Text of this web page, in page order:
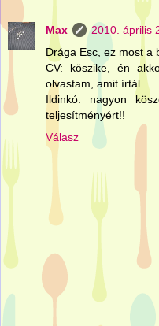
Max
2010. április
Drága Esc, ez most a
CV: köszike, én
olvastam, amit írtál.
Ildinkó: nagyon
teljesítményért!!
Válasz